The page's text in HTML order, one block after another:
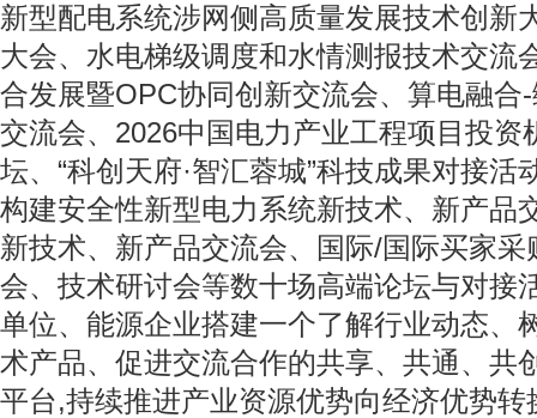
新型配电系统涉网侧高质量发展技术创新
大会、水电梯级调度和水情测报技术交流
合发展暨OPC协同创新交流会、算电融合
交流会、2026中国电力产业工程项目投资
坛、“科创天府·智汇蓉城”科技成果对接活
构建安全性新型电力系统新技术、新产品
新技术、新产品交流会、国际/国际买家
会、技术研讨会等数十场高端论坛与对接
单位、能源企业搭建一个了解行业动态、
术产品、促进交流合作的共享、共通、共
平台,持续推进产业资源优势向经济优势